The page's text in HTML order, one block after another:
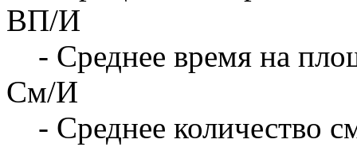
ВП/И
- Среднее время на
См/И
- Среднее количество